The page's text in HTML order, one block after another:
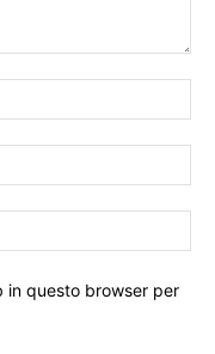
in questo browser per